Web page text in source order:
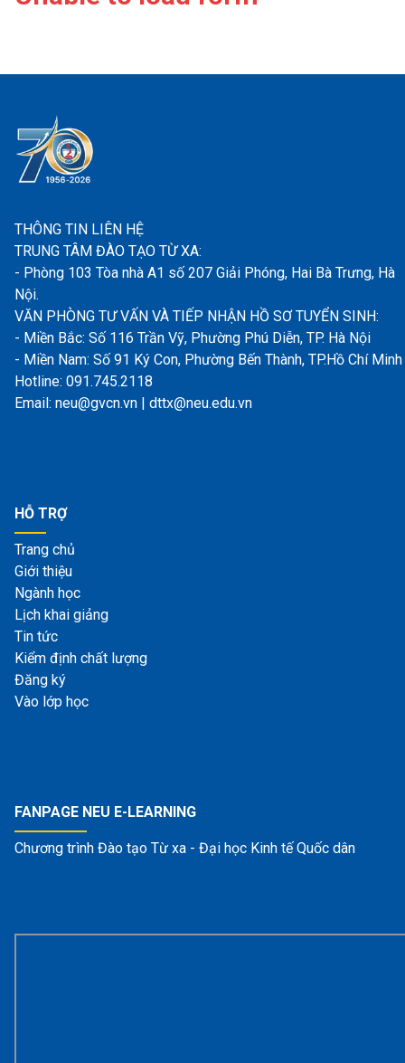
THÔNG TIN LIÊN HỆ
TRUNG TÂM ĐÀO TẠO TỪ XA:
- Phòng 103 Tòa nhà A1 số 207 Giải Phóng, Hai Bà Trưng, Hà
Nội.
VĂN PHÒNG TƯ VẤN VÀ TIẾP NHẬN HỒ SƠ TUYỂN SINH:
- Miền Bắc: Số 116 Trần Vỹ, Phường Phú Diễn, TP. Hà Nội
- Miền Nam: Số 91 Ký Con, Phường Bến Thành, TP.Hồ Chí Minh
Hotline: 091.745.2118
Email: neu@gvcn.vn | dttx@neu.edu.vn
HỖ TRỢ
Trang chủ
Giới thiệu
Ngành học
Lịch khai giảng
Tin tức
Kiểm định chất lượng
Đăng ký
Vào lớp học
FANPAGE NEU E-LEARNING
Chương trình Đào tạo Từ xa - Đại học Kinh tế Quốc dân